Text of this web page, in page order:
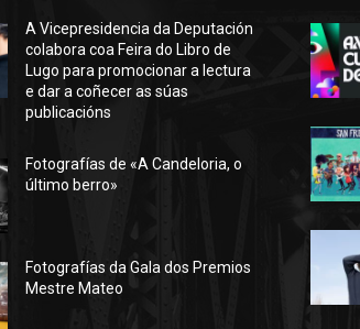
A Vicepresidencia da Deputación
colabora coa Feira do Libro de
Lugo para promocionar a lectura
e dar a coñecer as súas
publicacións
Fotografías de «A Candeloria, o
último berro»
Fotografías da Gala dos Premios
Mestre Mateo